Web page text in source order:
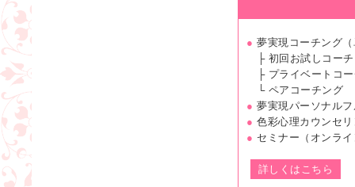
● 夢実現コーチング
├ 初回お試しコーチ
├ プライベートコー
└ ペアコーチング
● 夢実現パーソナル
● 色彩心理カウンセ
● セミナー（オンラ
詳しくはこちら